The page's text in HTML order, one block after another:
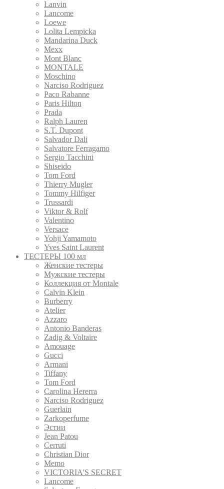
Lanvin
Lancome
Loewe
Lolita Lempicka
Mandarina Duck
Mexx
Mont Blanc
MONTALE
Moschino
Narciso Rodriguez
Paco Rabanne
Paris Hilton
Prada
Ralph Lauren
S.T. Dupont
Salvador Dali
Salvatore Ferragamo
Sergio Tacchini
Shiseido
Tom Ford
Thierry Mugler
Tommy Hilfiger
Trussardi
Viktor & Rolf
Valentino
Versace
Yohji Yamamoto
Yves Saint Laurent
ТЕСТЕРЫ 100 мл
Женские тестеры
Мужские тестеры
Коллекция от Montale
Calvin Klein
Burberry
Atelier
Azzaro
Antonio Banderas
Zadig & Voltaire
Amouage
Gucci
Armani
Tiffany
Tom Ford
Carolina Hererra
Narciso Rodriguez
Guerlain
Zarkoperfume
Эстии
Jean Patou
Cerruti
Christian Dior
Memo
VICTORIA'S SECRET
Lancome